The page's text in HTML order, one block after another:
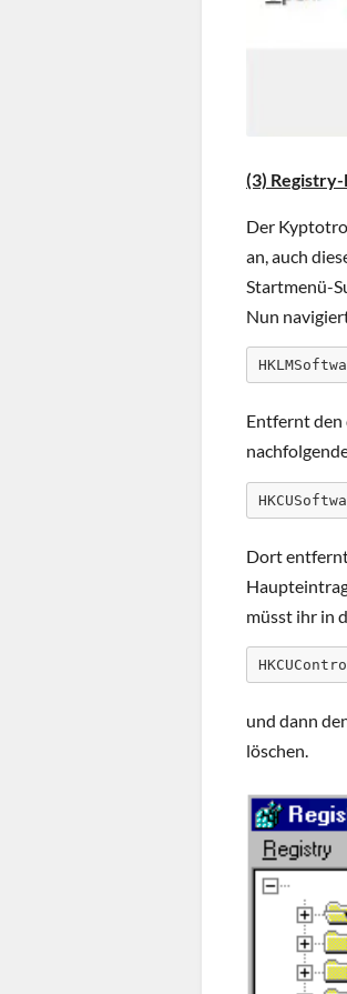
(3)
Der
an, auch
Startmenü-
Nun
Entfernt den
Dort
müsst ihr in
und dann
löschen.